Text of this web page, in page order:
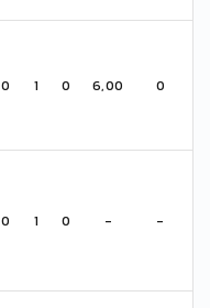
0 1 0 6,00 0
0 1 0 - -